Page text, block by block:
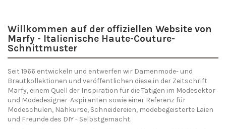
Willkommen auf der offiziellen Website von
Marfy - Italienische Haute-Couture-
Schnittmuster
Seit 1966 entwickeln und entwerfen wir Damenmode- und
Brautkollektionen und veröffentlichen diese in der Zeitschrift
Marfy, einem Quell der Inspiration für die Tätigen im Modesektor
und Modedesigner-Aspiranten sowie einer Referenz für
Modeschulen, Nähkurse, Schneidereien, modebegeisterte Laien
und Freunde des DIY - Selbstgemacht.